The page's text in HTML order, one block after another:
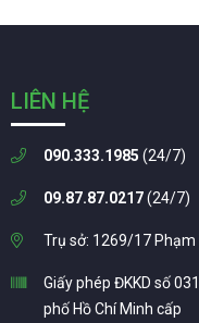
LIÊN HỆ
090.333.1985 (24/7)
09.87.87.0217(24/7)
Trụ sở: 1269/17 Phạm
Giấy phép ĐKKD số
phố Hồ Chí Minh cấp